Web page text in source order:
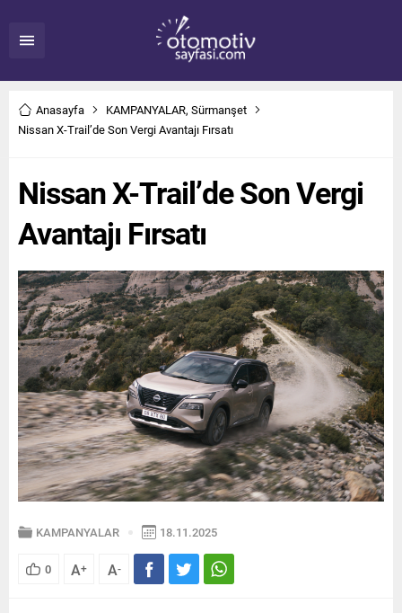
Anasayfa KAMPANYALAR, Sürmanşet
Nissan X-Trail’de Son Vergi Avantajı Fırsatı
Nissan X-Trail’de Son Vergi
Avantajı Fırsatı
KAMPANYALAR 18.11.2025
0 A+ A-